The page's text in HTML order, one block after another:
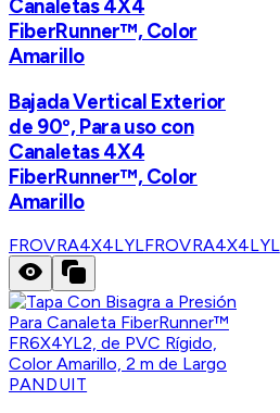
Canaletas 4X4
FiberRunner™, Color
Amarillo
Bajada Vertical Exterior
de 90º, Para uso con
Canaletas 4X4
FiberRunner™, Color
Amarillo
FROVRA4X4LYLFROVRA4X4LYL
PANDUIT